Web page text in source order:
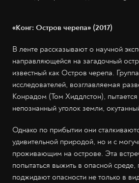
«Конг: Остров черепа» (2017)
В ленте рассказывают о научной
направляющейся на загадочный
известный как Остров черепа.
исследователей, возглавляемая
Конрадом (Том Хиддлстон), пытается
непознанный уголок земли,
Однако по прибытии они
удивительной природой, но и с
проживающим на острове. Эта
попытаться выжить в опасной
поджидают опасности не только в